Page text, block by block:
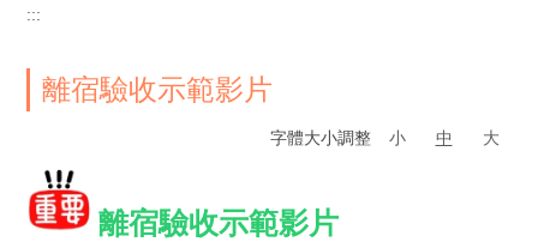
:::
離宿驗收示範影片
字體大小調整 小 中 大
離宿驗收示範影片